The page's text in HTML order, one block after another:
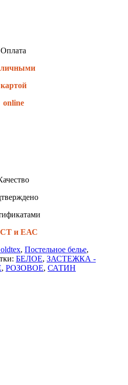
Оплата
картой
online
и ЕАС
, Постельное белье,
БЕЛОЕ, ЗАСТЕЖКА -
, РОЗОВОЕ, САТИН